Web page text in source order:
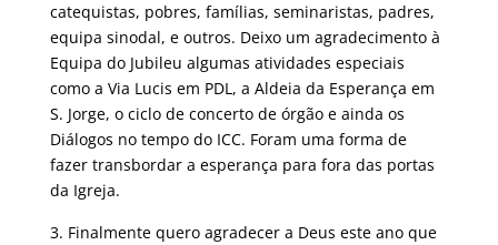
catequistas, pobres, famílias, seminaristas, padres,
equipa sinodal, e outros. Deixo um agradecimento à
Equipa do Jubileu algumas atividades especiais
como a Via Lucis em PDL, a Aldeia da Esperança em
S. Jorge, o ciclo de concerto de órgão e ainda os
Diálogos no tempo do ICC. Foram uma forma de
fazer transbordar a esperança para fora das portas
da Igreja.
Finalmente quero agradecer a Deus este ano que